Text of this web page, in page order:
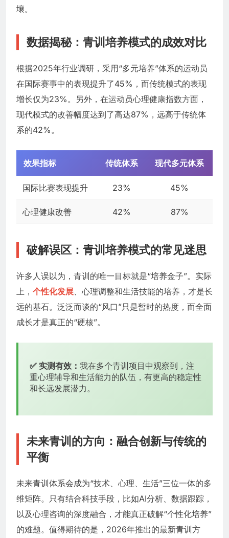
壤。
数据揭秘：青训培养模式的成效对比
根据2025年行业调研，采用“多元培养”体系的运动员
在国际赛事中的表现提升了45%，而传统模式的表现
增长仅为23%。另外，在运动员心理健康指数方面，
现代模式的改善幅度达到了高达87%，远高于传统体
系的42%。
效果指标 传统体系 现代多元体系
国际比赛表现提升 23% 45%
心理健康改善 42% 87%
破解误区：青训培养模式的常见迷思
许多人误以为，青训的唯一目标就是“培养金子”。实际
上， 个性化发展 、心理调整和生活技能的培养，才是长
远的基石。泛泛而谈的“风口”只是暂时的热度，而全面
成长才是真正的“硬核”。
✅ 实测有效： 我在多个青训项目中观察到，注
重心理辅导和生活能力的队伍，有更高的稳定性
和长远发展潜力。
未来青训的方向：融合创新与传统的
平衡
未来青训体系会成为“技术、心理、生活”三位一体的多
维矩阵。只有结合科技手段，比如AI分析、数据跟踪，
以及心理咨询的深度融合，才能真正破解“个性化培养”
的难题。值得期待的是，2026年推出的最新青训方